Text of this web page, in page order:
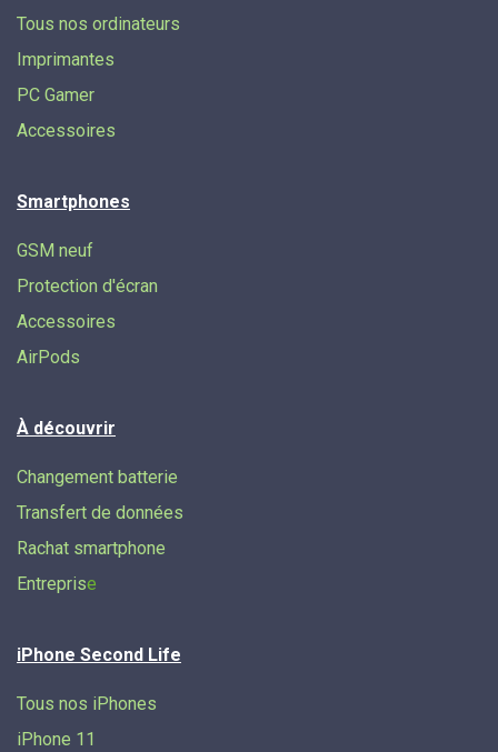
Tous nos ordinateurs
Imprimantes
PC Gamer
Accessoires
Smartphones
GSM neuf
Protection d'écran
Accessoires
AirPods
À découvrir
Changement batterie
Transfert de données​
Rachat smartphone
Entreprise
iPhone Second Life
Tous nos iPhones
iPhone 11